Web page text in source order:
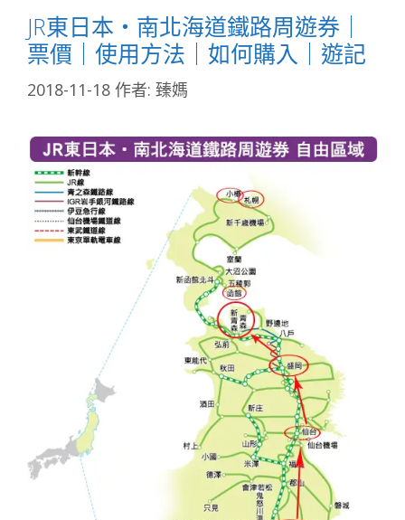
JR東日本・南北海道鐵路周遊券｜
票價｜使用方法｜如何購入｜遊記
2018-11-18 作者: 臻媽